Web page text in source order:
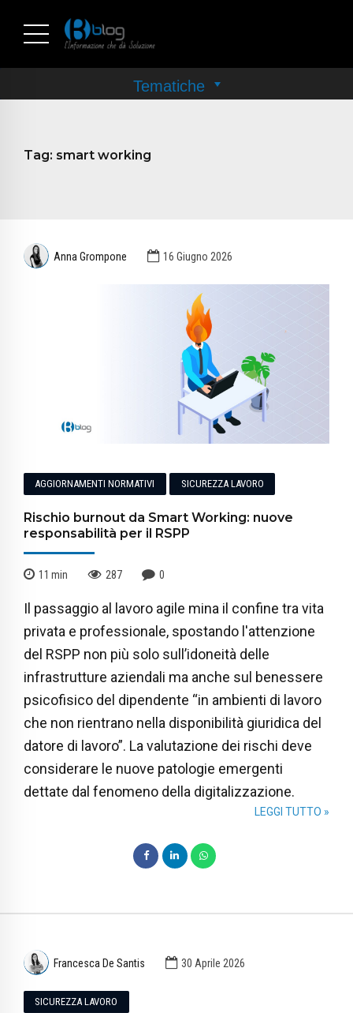
Tag: smart working
Anna Grompone 16 Giugno 2026
AGGIORNAMENTI NORMATIVI SICUREZZA LAVORO
Rischio burnout da Smart Working: nuove
responsabilità per il RSPP
11 min 287 0
Il passaggio al lavoro agile mina il confine tra vita
privata e professionale, spostando l'attenzione
del RSPP non più solo sull’idoneità delle
infrastrutture aziendali ma anche sul benessere
psicofisico del dipendente “in ambienti di lavoro
che non rientrano nella disponibilità giuridica del
datore di lavoro”. La valutazione dei rischi deve
considerare le nuove patologie emergenti
dettate dal fenomeno della digitalizzazione.
LEGGI TUTTO »
Francesca De Santis 30 Aprile 2026
SICUREZZA LAVORO